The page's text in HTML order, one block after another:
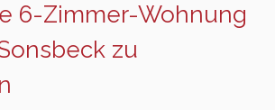
6-Zimmer-Wohnung
zu